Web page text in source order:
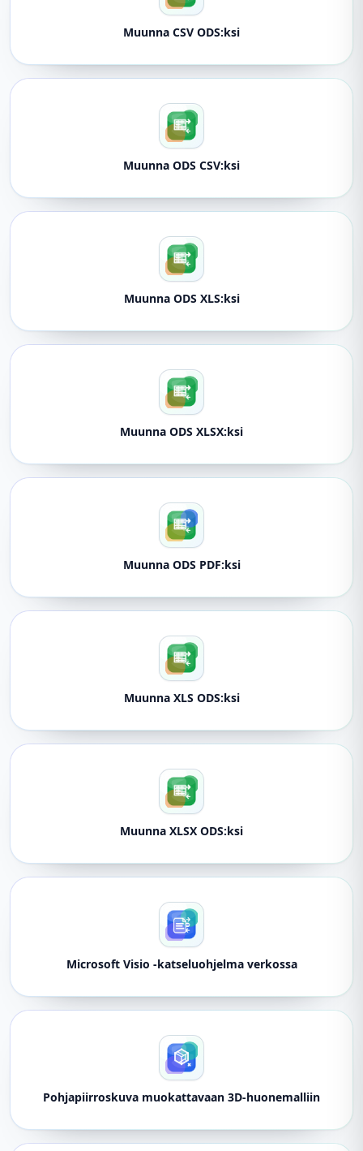
Muunna CSV ODS:ksi
Muunna ODS CSV:ksi
Muunna ODS XLS:ksi
Muunna ODS XLSX:ksi
Muunna ODS PDF:ksi
Muunna XLS ODS:ksi
Muunna XLSX ODS:ksi
Microsoft Visio -katseluohjelma verkossa
Pohjapiirroskuva muokattavaan 3D-huonemalliin